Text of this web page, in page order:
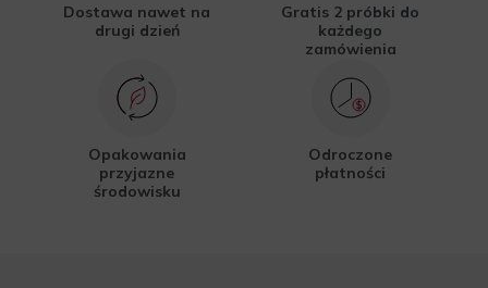
Dostawa nawet na
drugi dzień
Gratis 2 próbki do
każdego
zamówienia
Opakowania
przyjazne
środowisku
Odroczone
płatności